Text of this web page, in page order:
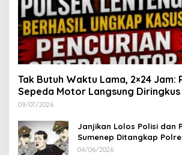
Tak Butuh Waktu Lama, 2×24 Jam:
Sepeda Motor Langsung
Lenteng di Wilayah Manding
09/07/2026
Janjikan Lolos Polisi dan
Sumenep Ditangkap
Korban Rugi Rp 600 juta
04/06/2026